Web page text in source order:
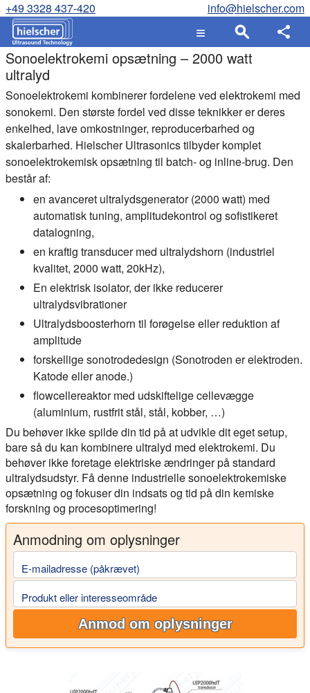
+49 3328 437-420 info@hielscher.com
Sonoelektrokemi opsætning – 2000 watt
ultralyd
Sonoelektrokemi kombinerer fordelene ved elektrokemi med
sonokemi. Den største fordel ved disse teknikker er deres
enkelhed, lave omkostninger, reproducerbarhed og
skalerbarhed. Hielscher Ultrasonics tilbyder komplet
sonoelektrokemisk opsætning til batch- og inline-brug. Den
består af:
en avanceret ultralydsgenerator (2000 watt) med
automatisk tuning, amplitudekontrol og sofistikeret
datalogning,
en kraftig transducer med ultralydshorn (industriel
kvalitet, 2000 watt, 20kHz),
En elektrisk isolator, der ikke reducerer
ultralydsvibrationer
Ultralydsboosterhorn til forøgelse eller reduktion af
amplitude
forskellige sonotrodedesign (Sonotroden er elektroden.
Katode eller anode.)
flowcellereaktor med udskiftelige cellevægge
(aluminium, rustfrit stål, stål, kobber, …)
Du behøver ikke spilde din tid på at udvikle dit eget setup,
bare så du kan kombinere ultralyd med elektrokemi. Du
behøver ikke foretage elektriske ændringer på standard
ultralydsudstyr. Få denne industrielle sonoelektrokemiske
opsætning og fokuser din indsats og tid på din kemiske
forskning og procesoptimering!
Anmodning om oplysninger
E-mailadresse (påkrævet)
Produkt eller interesseområde
Anmod om oplysninger